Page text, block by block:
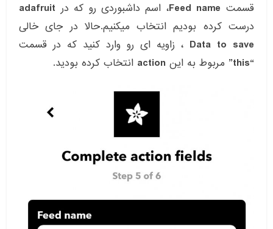
قسمت Feed name، اسم داشبوردی رو که در
درست کرده بودیم انتخاب میکنیم.حالا در جای خالی
Data to save ، زاویه ای رو وارد کنید که در قسمت
“this”
مربوط به این action انتخاب کرده بودید.